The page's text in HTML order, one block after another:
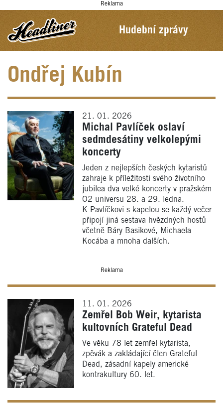
Reklama
Hudební zprávy
Ondřej Kubín
21. 01. 2026
Michal Pavlíček oslaví
sedmdesátiny velkolepými
koncerty
Jeden z nejlepších českých kytaristů
zahraje k příležitosti svého životního
jubilea dva velké koncerty v pražském
O2 universu 28. a 29. ledna.
K Pavlíčkovi s kapelou se každý večer
připojí jiná sestava hvězdných hostů
včetně Báry Basikové, Michaela
Kocába a mnoha dalších.
Reklama
11. 01. 2026
Zemřel Bob Weir, kytarista
kultovních Grateful Dead
Ve věku 78 let zemřel kytarista,
zpěvák a zakládající člen Grateful
Dead, zásadní kapely americké
kontrakultury 60. let.